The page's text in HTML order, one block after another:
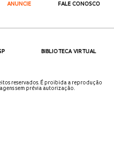
ANUNCIE FALE CONOSCO
BIBLIOTECA VIRTUAL
reservados. É proibida a reprodução
sem prévia autorização.